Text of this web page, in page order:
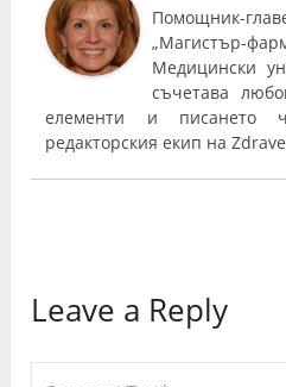
Помощник-
Медицински
съчетава
елементи и писането
редакторския екип на
Leave a Reply